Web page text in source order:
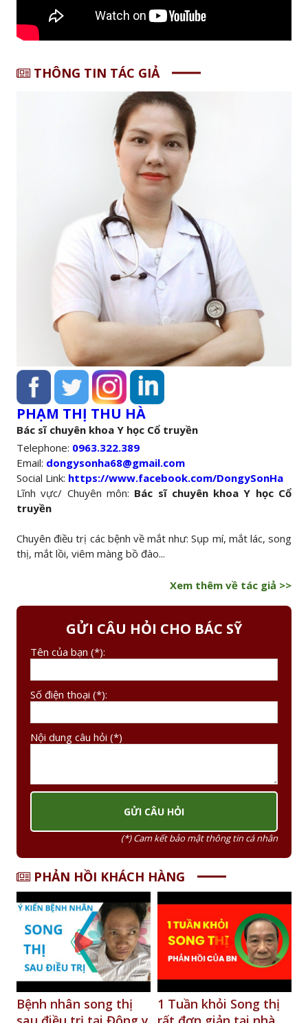
THÔNG TIN TÁC GIẢ
PHẠM THỊ THU HÀ
Bác sĩ chuyên khoa Y học Cổ truyền
Telephone: 0963.322.389
Email: dongysonha68@gmail.com
Social Link: https://www.facebook.com/DongySonHa
Lĩnh vực/ Chuyên môn: Bác sĩ chuyên khoa Y học Cổ
truyền
Chuyên điều trị các bệnh về mắt như: Sụp mí, mắt lác, song
thị, mắt lồi, viêm màng bồ đào...
Xem thêm về tác giả >>
GỬI CÂU HỎI CHO BÁC SỸ
Tên của bạn (*):
Số điện thoại (*):
Nội dung câu hỏi (*)
(*) Cam kết bảo mật thông tin cá nhân
PHẢN HỒI KHÁCH HÀNG
Bệnh nhân song thị
1 Tuần khỏi Song thị